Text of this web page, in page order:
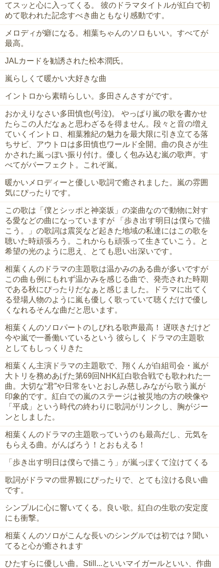
てスッと心に入ってくる。 彼のドラマタイトルが紅白で初
めて歌われた記念すべき曲ともなり感動です。
メロディが癖になる。相葉ちゃんのソロもいい。すべてが
最高。
JALカードを勧誘された松本潤氏。
嵐らしくて暖かい大好きな曲
イントロから素晴らしい。多田さんさすがです。
おかえりなさい多田慎也(号泣)。 やっぱり嵐の歌を書かせ
たらこの人だなぁと思わざるを得ません。段々と音の増え
ていくイントロ、相葉雅紀の魅力を最大限に引き立てる落
ちサビ、アウトロは多田慎也ワールド全開。曲の良さが生
かされた嵐っぽい振り付け。優しく包み込む嵐の歌声。す
べてがパーフェクト。これぞ嵐。
暖かいメロディーと優しい歌詞で癒されました。嵐の雰囲
気にぴったりです。
この歌は「僕とシッポと神楽坂」の楽曲なので動物に対す
る愛などの曲になっていますが 「歩き出す明日は僕らで描
こう。」の歌詞は震災など起きた地域の私達にはこの歌を
聴いた時頑張ろう。これからも頑張って生きていこう。と
希望の光のように思え、とても思い出深いです。
相葉くんのドラマの主題歌は温かみのある曲が多いですが
この曲も例にもれず温かみを感じる曲で、発売された時期
である秋にぴったりだなぁと感じました。ドラマに出てく
る登場人物のように嵐も優しく歌っていて聴くだけで優し
くなれるそんな曲だと思います。
相葉くんのソロパートのしびれる歌声最高！ 遅咲きだけど
今や嵐で一番働いているという 彼らしく ドラマの主題歌
としてもしっくりきた
‪相葉くん主演ドラマの主題歌で、翔くんが白組司会・嵐が
大トリを務めあげた第69回NHK紅白歌合戦でも歌われた一
曲。大切な“君”や日常をいとおしみ慈しみながら歌う嵐が
印象的です。紅白での嵐のステージは被災地の方の映像や
「平成」という時代の終わりに歌詞がリンクし、胸がジー
ンとしました。‬
相葉くんのドラマの主題歌っていうのも最高だし、元気を
もらえる曲。がんばろう！とおもえる！
「歩き出す明日は僕らで描こう」が嵐っぽくて泣けてくる
歌詞がドラマの世界観にぴったりで、とても泣ける良い曲
です。
シンプルに心に響いてくる。良い歌。紅白の生歌の安定度
にも衝撃。
相葉くんのソロがこんな長いのシングルでは初では？聞い
てると心が癒されます
ひたすらに優しい曲。Still...といいマイガールといい、作曲